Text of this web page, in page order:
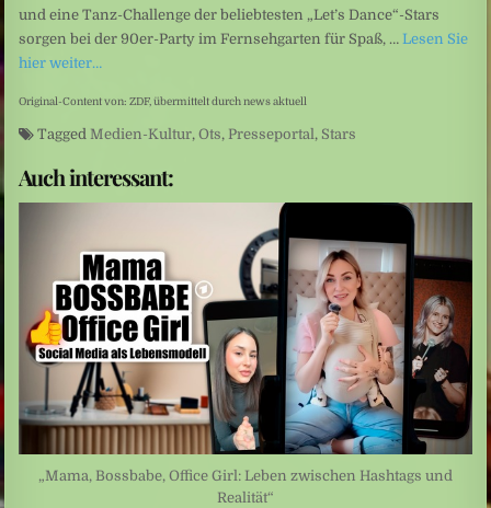
und eine Tanz-Challenge der beliebtesten „Let’s Dance“-Stars
sorgen bei der 90er-Party im Fernsehgarten für Spaß, … Lesen Sie
hier weiter…
Original-Content von: ZDF, übermittelt durch news aktuell
Tagged Medien-Kultur,Ots, Presseportal, Stars
Auch interessant:
„Mama, Bossbabe, Office Girl: Leben zwischen Hashtags und
Realität“